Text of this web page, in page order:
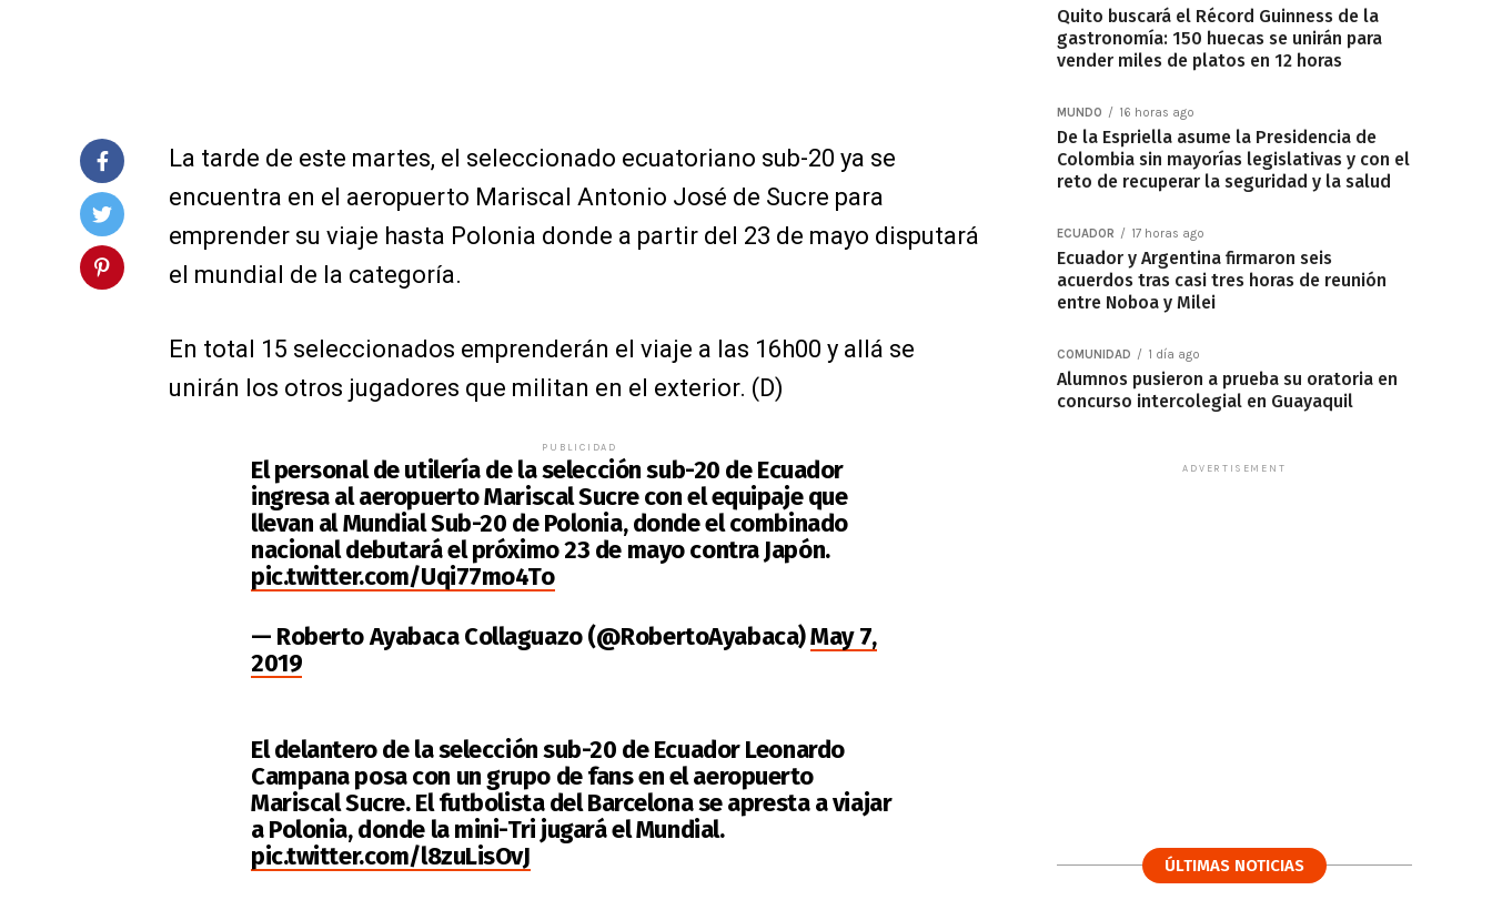
La tarde de este martes, el seleccionado ecuatoriano sub-20 ya se
encuentra en el aeropuerto Mariscal Antonio José de Sucre para
emprender su viaje hasta Polonia donde a partir del 23 de mayo disputará
el mundial de la categoría.
En total 15 seleccionados emprenderán el viaje a las 16h00 y allá se
unirán los otros jugadores que militan en el exterior. (D)
PUBLICIDAD
El personal de utilería de la selección sub-20 de Ecuador
ingresa al aeropuerto Mariscal Sucre con el equipaje que
llevan al Mundial Sub-20 de Polonia, donde el combinado
nacional debutará el próximo 23 de mayo contra Japón.
pic.twitter.com/Uqi77mo4To
— Roberto Ayabaca Collaguazo (@RobertoAyabaca)May 7,
2019
El delantero de la selección sub-20 de Ecuador Leonardo
Campana posa con un grupo de fans en el aeropuerto
Mariscal Sucre. El futbolista del Barcelona se apresta a viajar
a Polonia, donde la mini-Tri jugará el Mundial.
pic.twitter.com/l8zuLisOvJ
Quito buscará el Récord Guinness de la
gastronomía: 150 huecas se unirán para
vender miles de platos en 12 horas
MUNDO 16 horas ago
De la Espriella asume la Presidencia de
Colombia sin mayorías legislativas y con el
reto de recuperar la seguridad y la salud
ECUADOR 17 horas ago
Ecuador y Argentina firmaron seis
acuerdos tras casi tres horas de reunión
entre Noboa y Milei
COMUNIDAD 1 día ago
Alumnos pusieron a prueba su oratoria en
concurso intercolegial en Guayaquil
ADVERTISEMENT
ÚLTIMAS NOTICIAS